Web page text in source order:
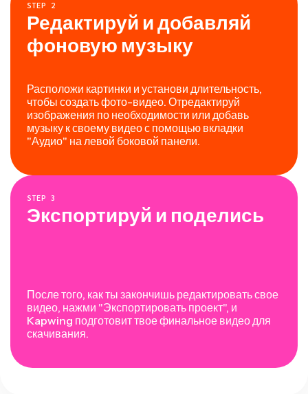
STEP 2
Редактируй и добавляй
фоновую музыку
Расположи картинки и установи длительность,
чтобы создать фото-видео. Отредактируй
изображения по необходимости или добавь
музыку к своему видео с помощью вкладки
"Аудио" на левой боковой панели.
STEP 3
Экспортируй и поделись
После того, как ты закончишь редактировать свое
видео, нажми "Экспортировать проект", и
Kapwing подготовит твое финальное видео для
скачивания.